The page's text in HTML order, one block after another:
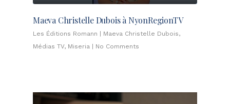
Maeva Christelle Dubois à NyonRegionTV
Les Éditions Romann Maeva Christelle Dubois,
Médias TV, Miseria No Comments
Lecteur